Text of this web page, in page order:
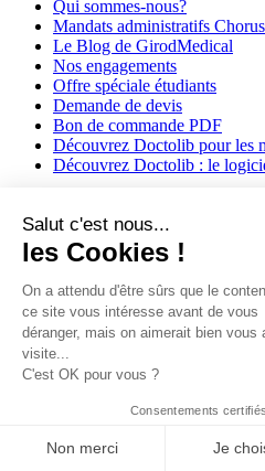
Qui sommes-nous?
Mandats administratifs Chorus
Le Blog de GirodMedical
Nos engagements
Offre spéciale étudiants
Demande de devis
Bon de commande PDF
Découvrez Doctolib pour les
Découvrez Doctolib : le
Besoin d'aide?
Conditions générales de vente
Politique de confidentialité
Informations de livraison
Salut c'est nous...
les Cookies !
On a attendu d'être sûrs que le
ce site vous intéresse avant de vous
déranger, mais on aimerait bien vous
visite...
C'est OK pour vous ?
Consentements
Non merci Je